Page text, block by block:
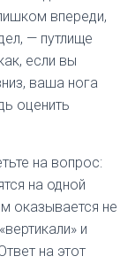
впереди,
— путлище
если вы
ваша нога
оценить
на вопрос:
на одной
оказывается не
и
на этот